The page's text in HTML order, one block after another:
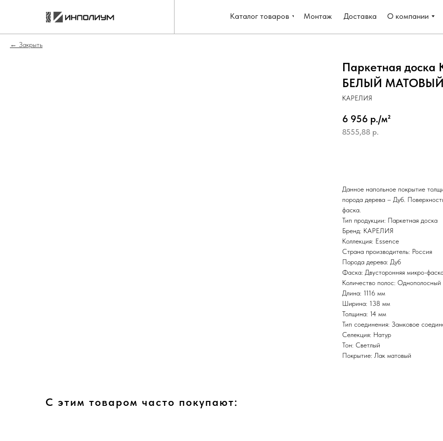
Каталог товаров Монтаж Доставка О компании
Закрыть
Паркетная
БЕЛЫЙ МАТОВЫЙ
КАРЕЛИЯ
6 956 р./м²
8555,88 р.
Данное напольное покрытие
порода дерева – Дуб.
фаска.
Тип продукции: Паркетная доска
Бренд: КАРЕЛИЯ
Коллекция: Essence
Страна производитель: Россия
Порода дерева: Дуб
Фаска: Двусторонняя микро-
Количество полос: Однополосный
Длина: 1116 мм
Ширина: 138 мм
Толщина: 14 мм
Тип соединения: Замковое
Селекция: Натур
Тон: Светлый
Покрытие: Лак матовый
С этим товаром часто покупают: